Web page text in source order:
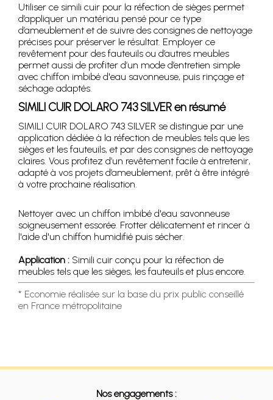
Utiliser ce simili cuir pour la réfection de sièges permet
d’appliquer un matériau pensé pour ce type
d’ameublement et de suivre des consignes de nettoyage
précises pour préserver le résultat. Employer ce
revêtement pour des fauteuils ou d’autres meubles
permet aussi de profiter d’un mode d’entretien simple
avec chiffon imbibé d'eau savonneuse, puis rinçage et
séchage adaptés.
SIMILI CUIR DOLARO 743 SILVER en résumé
SIMILI CUIR DOLARO 743 SILVER se distingue par une
application dédiée à la réfection de meubles tels que les
sièges et les fauteuils, et par des consignes de nettoyage
claires. Vous profitez d’un revêtement facile à entretenir,
adapté à vos projets d’ameublement, prêt à être intégré
à votre prochaine réalisation.
Nettoyer avec un chiffon imbibé d'eau savonneuse
soigneusement essorée. Frotter délicatement et rincer à
l'aide d'un chiffon humidifié puis sécher.
Application : Simili cuir conçu pour la réfection de
meubles tels que les sièges, les fauteuils et plus encore.
* Economie réalisée sur la base du prix public conseillé
en France métropolitaine
Nos engagements :